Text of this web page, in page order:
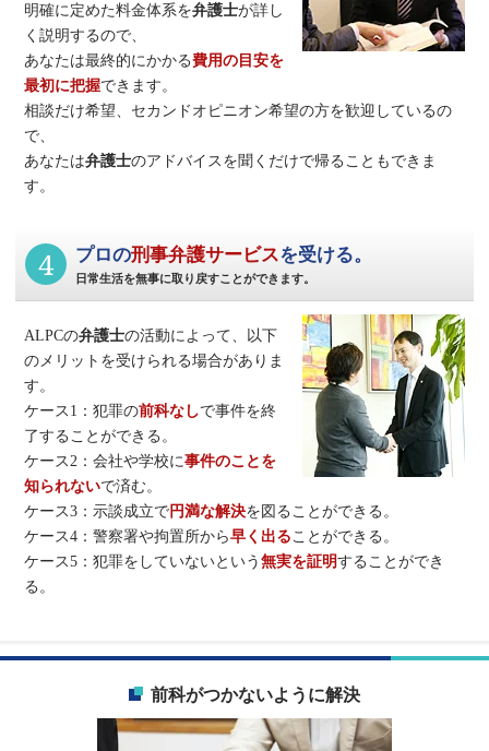
前科がつかないように解決
明確に定めた料金体系を弁護士が詳し
く説明するので、
あなたは最終的にかかる費用の目安を
最初に把握できます。
相談だけ希望、セカンドオピニオン希望の方を歓迎しているの
で、
あなたは弁護士のアドバイスを聞くだけで帰ることもできま
す。
4 プロの刑事弁護サービスを受ける。
日常生活を無事に取り戻すことができます。
ALPCの弁護士の活動によって、以下
のメリットを受けられる場合がありま
す。
ケース1：犯罪の前科なしで事件を終
了することができる。
ケース2：会社や学校に事件のことを
知られないで済む。
ケース3：示談成立で円満な解決を図ることができる。
ケース4：警察署や拘置所から早く出ることができる。
ケース5：犯罪をしていないという無実を証明することができ
る。